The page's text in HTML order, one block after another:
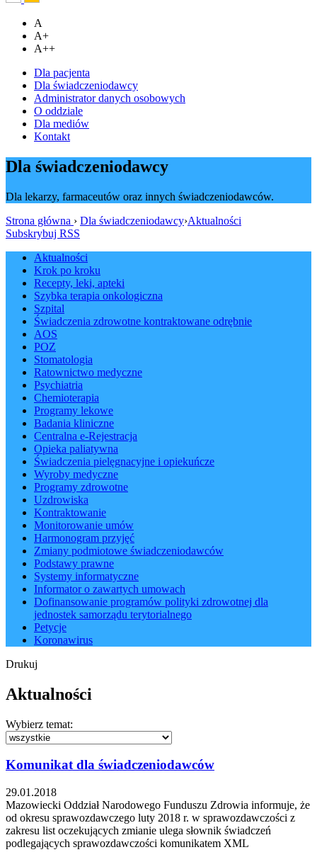
A
A+
A++
Dla pacjenta
Dla świadczeniodawcy
Administrator danych osobowych
O oddziale
Dla mediów
Kontakt
Dla świadczeniodawcy
Dla lekarzy, farmaceutów oraz innych świadczeniodawców.
Strona główna › Dla świadczeniodawcy›Aktualności
Subskrybuj RSS
Aktualności
Krok po kroku
Recepty, leki, apteki
Szybka terapia onkologiczna
Szpital
Świadczenia zdrowotne kontraktowane odrębnie
AOS
POZ
Stomatologia
Ratownictwo medyczne
Psychiatria
Chemioterapia
Programy lekowe
Badania kliniczne
Centralna e-Rejestracja
Opieka paliatywna
Świadczenia pielęgnacyjne i opiekuńcze
Wyroby medyczne
Programy zdrowotne
Uzdrowiska
Kontraktowanie
Monitorowanie umów
Harmonogram przyjęć
Zmiany podmiotowe świadczeniodawców
Podstawy prawne
Systemy informatyczne
Informator o zawartych umowach
Dofinansowanie programów polityki zdrowotnej dla
jednostek samorządu terytorialnego
Petycje
Koronawirus
Drukuj
Aktualności
Wybierz temat:
Komunikat dla świadczeniodawców
29.01.2018
Mazowiecki Oddział Narodowego Funduszu Zdrowia informuje, że
od okresu sprawozdawczego luty 2018 r. w sprawozdawczości z
zakresu list oczekujących zmianie ulega słownik świadczeń
podlegających sprawozdawczości komunikatem XML